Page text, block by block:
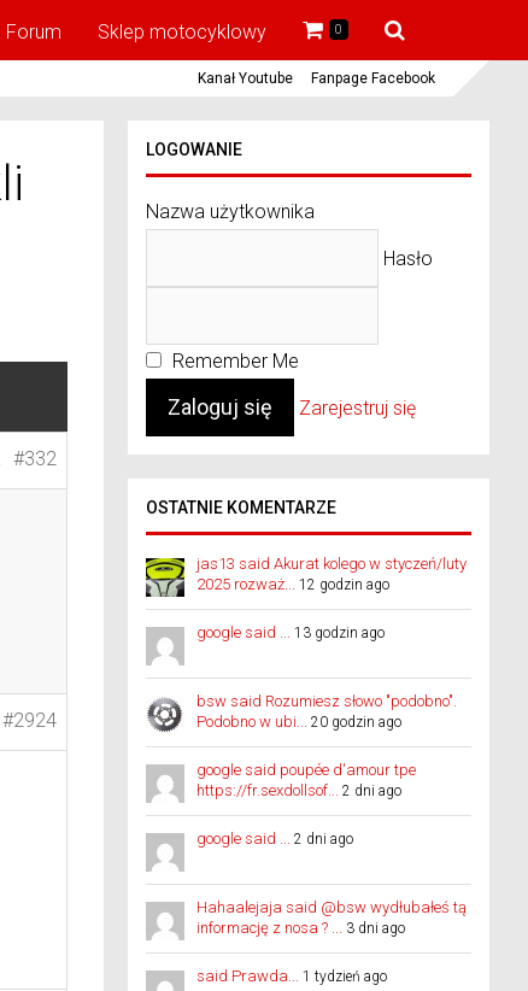
Forum Sklep motocyklowy 0
Kanał Youtube Fanpage Facebook
#332
#2924
LOGOWANIE
Nazwa użytkownika
Hasło
Remember Me
Zarejestruj się
OSTATNIE KOMENTARZE
jas13 said Akurat kolego w styczeń/luty
2025 rozważ... 12 godzin ago
google said ... 13 godzin ago
bsw said Rozumiesz słowo "podobno".
Podobno w ubi... 20 godzin ago
google said poupée d'amour tpe
https://fr.sexdollsof... 2 dni ago
google said ... 2 dni ago
Hahaalejaja said @bsw wydłubałeś tą
informację z nosa ? ... 3 dni ago
said Prawda... 1 tydzień ago